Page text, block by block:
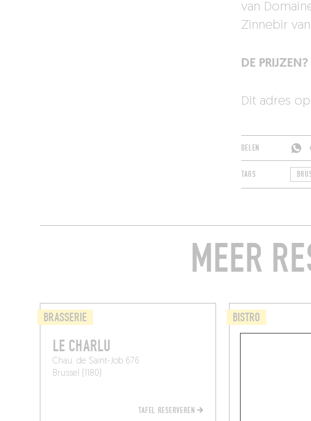
van
Zinnebir
DE PRIJZEN?
Dit adres
DELEN
TAGS
MEER
BRASSERIE
LE CHARLU
Chau. de Saint-Job 676
Brussel (1180)
TAFEL RESERVEREN
BISTRO